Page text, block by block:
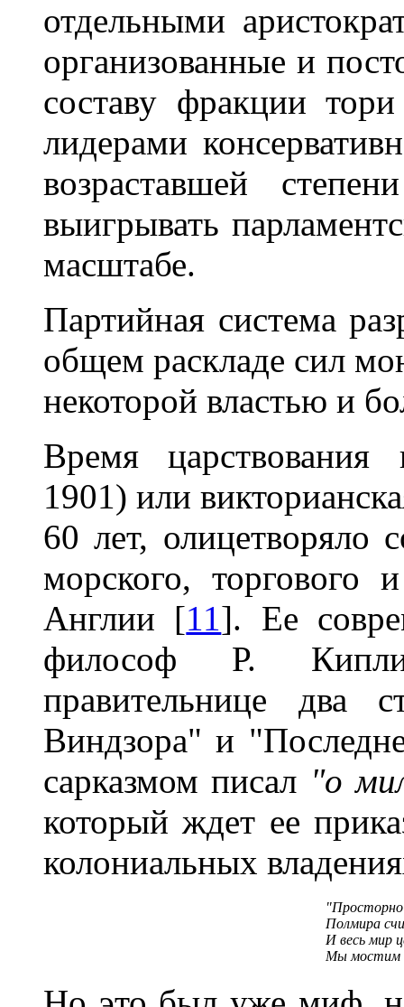
отдельными
организованные и
составу фракции
лидерами
возраставшей
выигрывать
масштабе.
Партийная система
общем раскладе сил
некоторой властью и
Время
1901) или
60 лет, олицетворяло
морского, торгового
Англии [11]. Ее
философ Р.
правительнице два
Виндзора" и
сарказмом писал "о
который ждет ее
колониальных
"Просторно
Полмира
И весь мир
Мы мостим